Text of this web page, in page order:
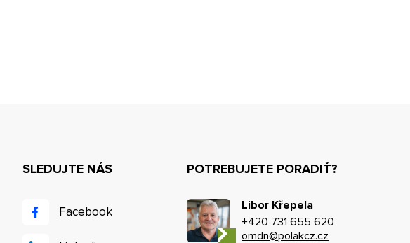
SLEDUJTE NÁS
Facebook
POTREBUJETE PORADIŤ?
Libor Křepela
+420 731 655 620
omdn@polakcz.cz